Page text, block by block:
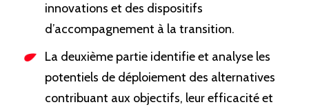
innovations et des dispositifs
d’accompagnement à la transition.
La deuxième partie identifie et analyse les
potentiels de déploiement des alternatives
contribuant aux objectifs, leur efficacité et